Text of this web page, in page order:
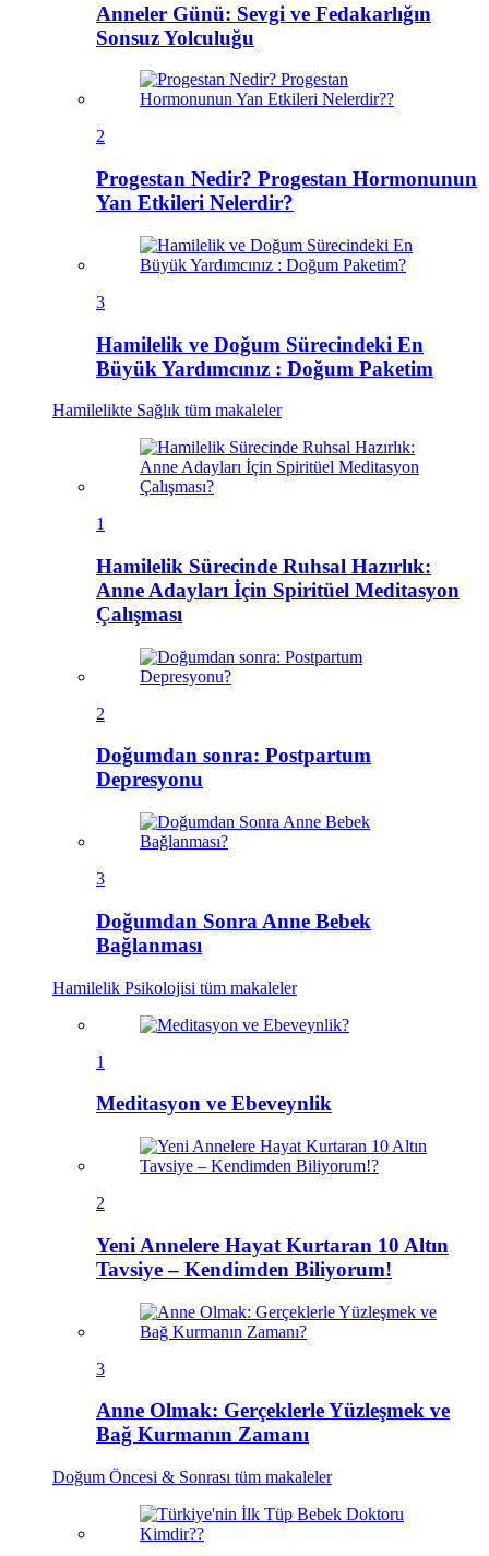
Anneler Günü: Sevgi ve Fedakarlığın
Sonsuz Yolculuğu
2
Progestan Nedir? Progestan Hormonunun
Yan Etkileri Nelerdir?
3
Hamilelik ve Doğum Sürecindeki En
Büyük Yardımcınız : Doğum Paketim
Hamilelikte Sağlık tüm makaleler
1
Hamilelik Sürecinde Ruhsal Hazırlık:
Anne Adayları İçin Spiritüel Meditasyon
Çalışması
2
Doğumdan sonra: Postpartum
Depresyonu
3
Doğumdan Sonra Anne Bebek
Bağlanması
Hamilelik Psikolojisi tüm makaleler
1
Meditasyon ve Ebeveynlik
2
Yeni Annelere Hayat Kurtaran 10 Altın
Tavsiye – Kendimden Biliyorum!
3
Anne Olmak: Gerçeklerle Yüzleşmek ve
Bağ Kurmanın Zamanı
Doğum Öncesi & Sonrası tüm makaleler